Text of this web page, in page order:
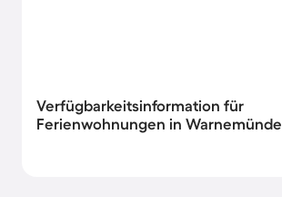
Verfügbarkeitsinformation für
Ferienwohnungen in Warnemünde